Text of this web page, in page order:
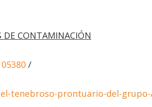
DE CONTAMINACIÓN
/
tenebroso-prontuario-del-